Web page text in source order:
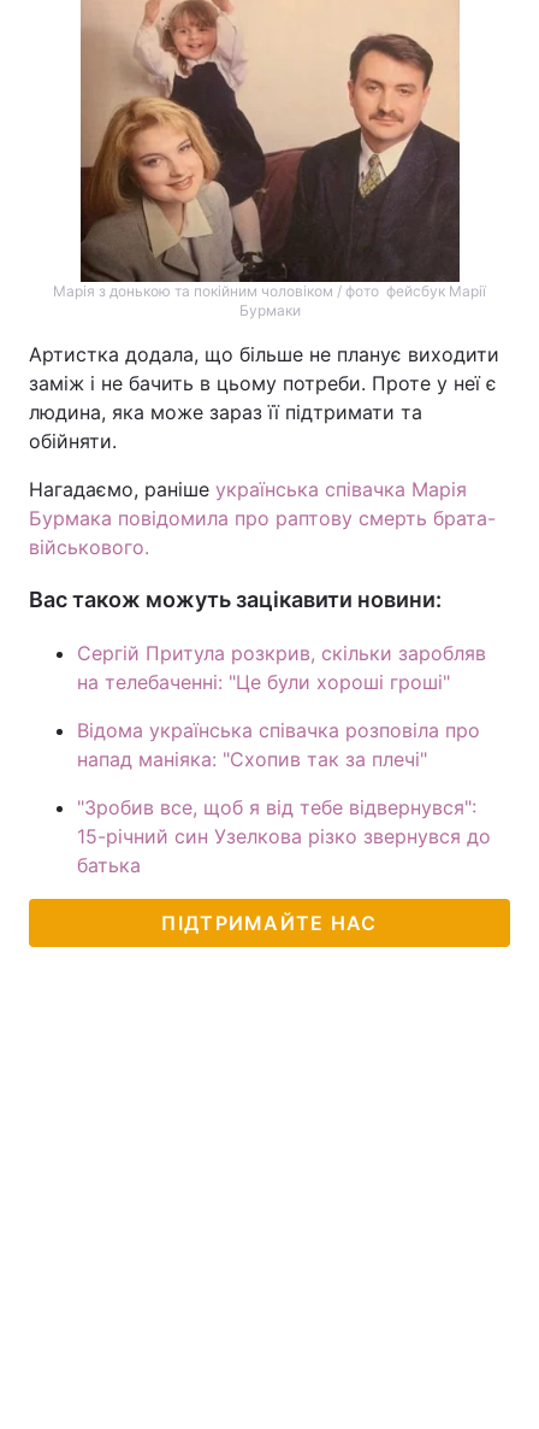
Марія з донькою та покійним чоловіком / фото фейсбук Марії
Бурмаки
Артистка додала, що більше не планує виходити
заміж і не бачить в цьому потреби. Проте у неї є
людина, яка може зараз її підтримати та
обійняти.
Нагадаємо, раніше українська співачка Марія
Бурмака повідомила про раптову смерть брата-
військового.
Вас також можуть зацікавити новини:
Сергій Притула розкрив, скільки заробляв
на телебаченні: "Це були хороші гроші"
Відома українська співачка розповіла про
напад маніяка: "Схопив так за плечі"
"Зробив все, щоб я від тебе відвернувся":
15-річний син Узелкова різко звернувся до
батька
ПІДТРИМАЙТЕ НАС